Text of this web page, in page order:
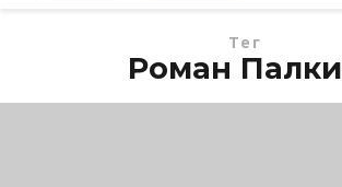
Тег
Роман